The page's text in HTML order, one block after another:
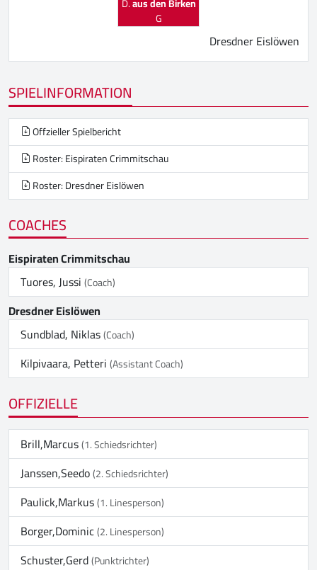
G
Dresdner Eislöwen
SPIELINFORMATION
Offzieller Spielbericht
Roster: Eispiraten Crimmitschau
Roster: Dresdner Eislöwen
COACHES
Eispiraten Crimmitschau
Tuores, Jussi(Coach)
Dresdner Eislöwen
Sundblad, Niklas(Coach)
Kilpivaara, Petteri(Assistant Coach)
OFFIZIELLE
Brill,Marcus(1. Schiedsrichter)
Janssen,Seedo(2. Schiedsrichter)
Paulick,Markus(1. Linesperson)
Borger,Dominic(2. Linesperson)
Schuster,Gerd(Punktrichter)